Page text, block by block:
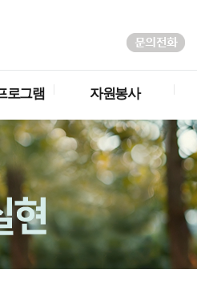
로그램 자원봉사